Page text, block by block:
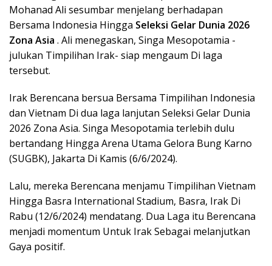
Mohanad Ali sesumbar menjelang berhadapan
Bersama Indonesia Hingga Seleksi Gelar Dunia 2026
Zona Asia . Ali menegaskan, Singa Mesopotamia -
julukan Timpilihan Irak- siap mengaum Di laga
tersebut.
Irak Berencana bersua Bersama Timpilihan Indonesia
dan Vietnam Di dua laga lanjutan Seleksi Gelar Dunia
2026 Zona Asia. Singa Mesopotamia terlebih dulu
bertandang Hingga Arena Utama Gelora Bung Karno
(SUGBK), Jakarta Di Kamis (6/6/2024).
Lalu, mereka Berencana menjamu Timpilihan Vietnam
Hingga Basra International Stadium, Basra, Irak Di
Rabu (12/6/2024) mendatang. Dua Laga itu Berencana
menjadi momentum Untuk Irak Sebagai melanjutkan
Gaya positif.